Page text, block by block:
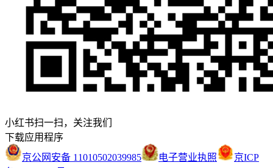
小红书扫一扫，关注我们
下载应用程序
京公网安备 11010502039985
电子营业执照
京ICP